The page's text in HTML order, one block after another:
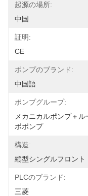
起源の場所:
中国
証明:
CE
ポンプのブランド:
中国語
ポンプグループ:
メカニカルポンプ＋
ボポンプ
構造:
縦型シングルフロント
PLCのブランド:
三菱